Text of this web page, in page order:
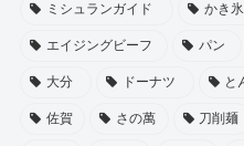
ミシュランガイド かき氷
エイジングビーフ パン
大分 ドーナツ と
佐賀 さの萬 刀削麺